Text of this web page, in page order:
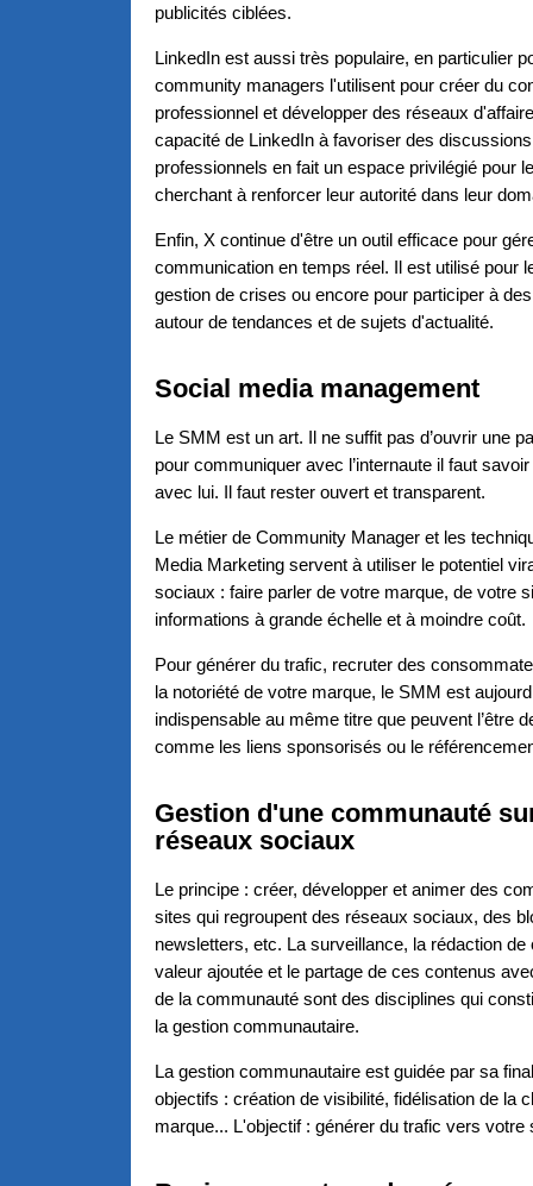
publicités ciblées.
LinkedIn est aussi très populaire, en particulier
community managers l'utilisent pour créer du
professionnel et développer des réseaux
capacité de LinkedIn à favoriser des
professionnels en fait un espace privilégié pour
cherchant à renforcer leur autorité dans leur
Enfin, X continue d'être un outil efficace pour
communication en temps réel. Il est utilisé pour
gestion de crises ou encore pour participer à
autour de tendances et de sujets d'actualité.
Social media management
Le SMM est un art. Il ne suffit pas d’ouvrir une
pour communiquer avec l’internaute il faut
avec lui. Il faut rester ouvert et transparent.
Le métier de Community Manager et les
Media Marketing servent à utiliser le potentiel
sociaux : faire parler de votre marque, de votre
informations à grande échelle et à moindre coût.
Pour générer du trafic, recruter des
la notoriété de votre marque, le SMM est
indispensable au même titre que peuvent l’être
comme les liens sponsorisés ou le
Gestion d'une communauté
réseaux sociaux
Le principe : créer, développer et animer des
sites qui regroupent des réseaux sociaux, des
newsletters, etc. La surveillance, la rédaction de
valeur ajoutée et le partage de ces contenus
de la communauté sont des disciplines qui
la gestion communautaire.
La gestion communautaire est guidée par sa
objectifs : création de visibilité, fidélisation de la
marque... L'objectif : générer du trafic vers votre